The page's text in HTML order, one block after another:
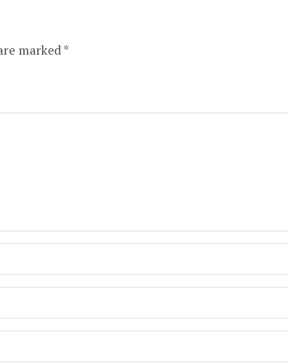
marked *